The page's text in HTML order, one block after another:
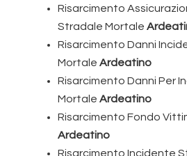
Risarcimento
Stradale Mortale
Risarcimento Danni
MortaleArdeatino
Risarcimento Danni Per
MortaleArdeatino
Risarcimento Fondo
Ardeatino
Risarcimento Incidente